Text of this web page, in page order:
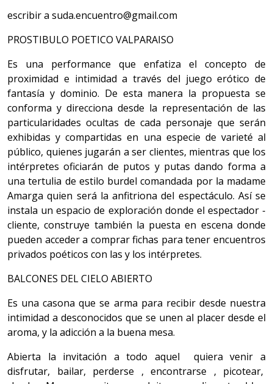
escribir a suda.encuentro@gmail.com
PROSTIBULO POETICO VALPARAISO
Es una performance que enfatiza el concepto de
proximidad e intimidad a través del juego erótico de
fantasía y dominio. De esta manera la propuesta se
conforma y direcciona desde la representación de las
particularidades ocultas de cada personaje que serán
exhibidas y compartidas en una especie de varieté al
público, quienes jugarán a ser clientes, mientras que los
intérpretes oficiarán de putos y putas dando forma a
una tertulia de estilo burdel comandada por la madame
Amarga quien será la anfitriona del espectáculo. Así se
instala un espacio de exploración donde el espectador -
cliente, construye también la puesta en escena donde
pueden acceder a comprar fichas para tener encuentros
privados poéticos con las y los intérpretes.
BALCONES DEL CIELO ABIERTO
Es una casona que se arma para recibir desde nuestra
intimidad a desconocidos que se unen al placer desde el
aroma, y la adicción a la buena mesa.
Abierta la invitación a todo aquel quiera venir a
disfrutar, bailar, perderse , encontrarse , picotear,